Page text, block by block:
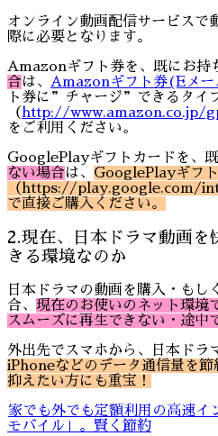
オンライン動画配信サービスで
際に必要となります。
Amazonギフト券を、既にお持
合は、 Amazonギフト券(Eメー
ト券に”チャージ”できるタイ
（ http://www.amazon.co.jp/
をご利用ください。
GooglePlayギフトカードを、
ない場合は、 GooglePlayギフ
（https://play.google.com/
で直接ご購入ください。
2.現在、日本ドラマ動画を
きる環境なのか
日本ドラマの動画を購入・もし
合、 現在のお使いのネット環境
スムーズに再生できない・途中
外出先でスマホから、日本ドラ
iPhoneなどのデータ通信量を節
抑えたい方にも重宝！
家でも外でも定額利用の高速イ
モバイル」。賢く節約